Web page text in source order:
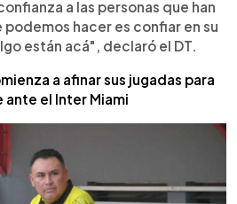
a las personas que han
hacer es confiar en su
están acá", declaró el DT.
a afinar sus jugadas para
ante el Inter Miami